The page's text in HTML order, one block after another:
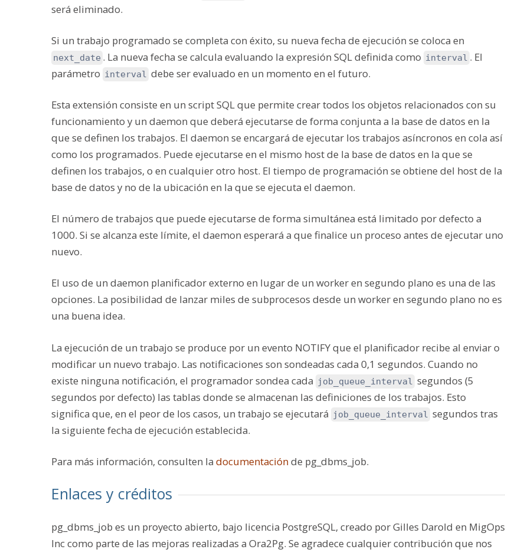
será eliminado.
Si un trabajo programado se completa con éxito, su nueva fecha de ejecución se coloca en
next_date . La nueva fecha se calcula evaluando la expresión SQL definida como interval . El
parámetro interval debe ser evaluado en un momento en el futuro.
Esta extensión consiste en un script SQL que permite crear todos los objetos relacionados con su
funcionamiento y un daemon que deberá ejecutarse de forma conjunta a la base de datos en la
que se definen los trabajos. El daemon se encargará de ejecutar los trabajos asíncronos en cola así
como los programados. Puede ejecutarse en el mismo host de la base de datos en la que se
definen los trabajos, o en cualquier otro host. El tiempo de programación se obtiene del host de la
base de datos y no de la ubicación en la que se ejecuta el daemon.
El número de trabajos que puede ejecutarse de forma simultánea está limitado por defecto a
1000. Si se alcanza este límite, el daemon esperará a que finalice un proceso antes de ejecutar uno
nuevo.
El uso de un daemon planificador externo en lugar de un worker en segundo plano es una de las
opciones. La posibilidad de lanzar miles de subprocesos desde un worker en segundo plano no es
una buena idea.
La ejecución de un trabajo se produce por un evento NOTIFY que el planificador recibe al enviar o
modificar un nuevo trabajo. Las notificaciones son sondeadas cada 0,1 segundos. Cuando no
existe ninguna notificación, el programador sondea cada job_queue_interval
segundos (5
segundos por defecto) las tablas donde se almacenan las definiciones de los trabajos. Esto
significa que, en el peor de los casos, un trabajo se ejecutará job_queue_interval
segundos tras
la siguiente fecha de ejecución establecida.
Para más información, consulten la documentaciónde pg_dbms_job.
Enlaces y créditos
pg_dbms_job es un proyecto abierto, bajo licencia PostgreSQL, creado por Gilles Darold en MigOps
Inc como parte de las mejoras realizadas a Ora2Pg. Se agradece cualquier contribución que nos